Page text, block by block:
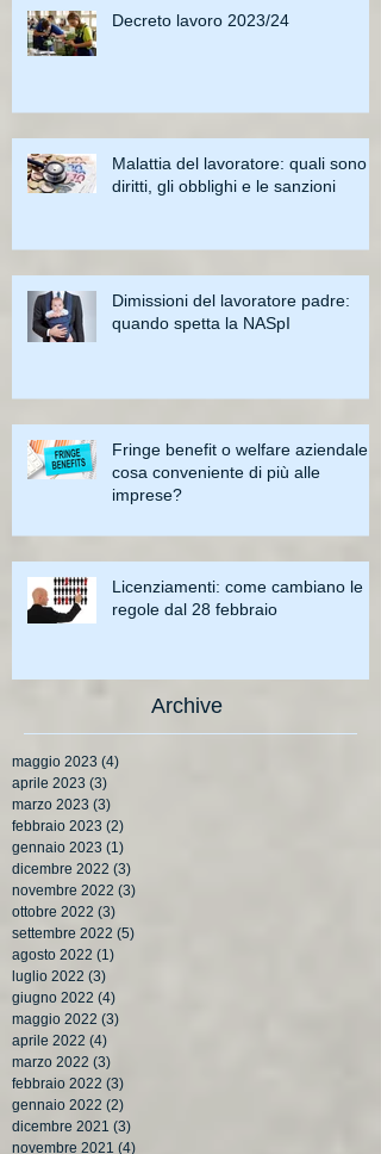
Decreto lavoro 2023/24
Malattia del lavoratore: quali sono i
diritti, gli obblighi e le sanzioni
Dimissioni del lavoratore padre:
quando spetta la NASpI
Fringe benefit o welfare aziendale:
cosa conveniente di più alle
imprese?
Licenziamenti: come cambiano le
regole dal 28 febbraio
Archive
maggio 2023 (4)
aprile 2023 (3)
marzo 2023 (3)
febbraio 2023 (2)
gennaio 2023 (1)
dicembre 2022 (3)
novembre 2022 (3)
ottobre 2022 (3)
settembre 2022 (5)
agosto 2022 (1)
luglio 2022 (3)
giugno 2022 (4)
maggio 2022 (3)
aprile 2022 (4)
marzo 2022 (3)
febbraio 2022 (3)
gennaio 2022 (2)
dicembre 2021 (3)
novembre 2021 (4)